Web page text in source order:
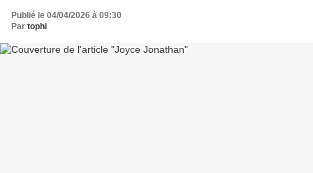
Publié le 04/04/2026 à 09:30
Par tophi